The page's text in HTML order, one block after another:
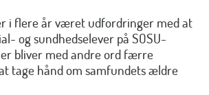
i flere år været udfordringer med at
og sundhedselever på SOSU-
bliver med andre ord færre
tage hånd om samfundets ældre